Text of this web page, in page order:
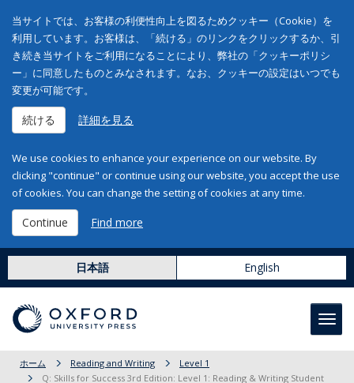
当サイトでは、お客様の利便性向上を図るためクッキー（Cookie）を
利用しています。お客様は、「続ける」のリンクをクリックするか、引
き続き当サイトをご利用になることにより、弊社の「クッキーポリシ
ー」に同意したものとみなされます。なお、クッキーの設定はいつでも
変更が可能です。
続ける 詳細を見る
We use cookies to enhance your experience on our website. By
clicking "continue" or continue using our website, you accept the use
of cookies. You can change the setting of cookies at any time.
Continue Find more
日本語 English
ホーム Reading and Writing
Level 1
Q: Skills for Success 3rd Edition: Level 1: Reading & Writing Student